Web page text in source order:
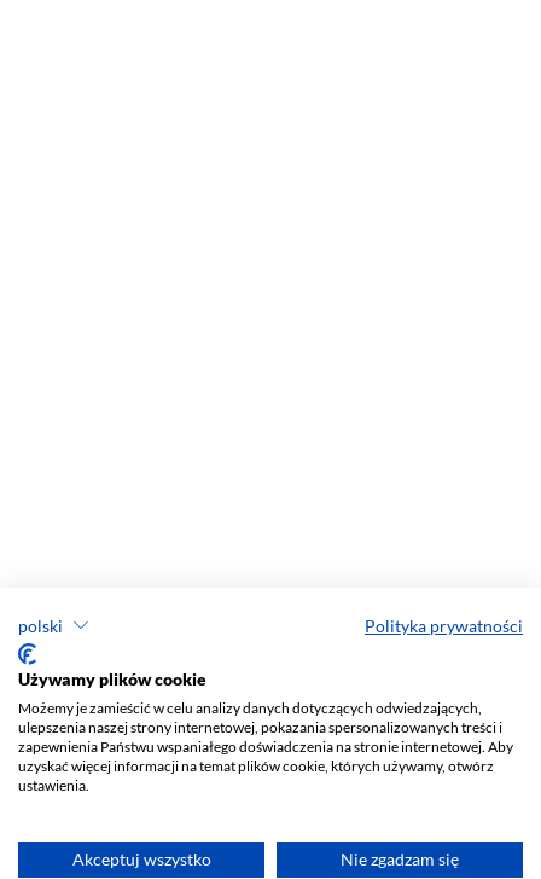
polski Polityka prywatności
Używamy plików cookie
Możemy je zamieścić w celu analizy danych dotyczących odwiedzających,
ulepszenia naszej strony internetowej, pokazania spersonalizowanych treści i
zapewnienia Państwu wspaniałego doświadczenia na stronie internetowej. Aby
uzyskać więcej informacji na temat plików cookie, których używamy, otwórz
ustawienia.
Akceptuj wszystko Nie zgadzam się